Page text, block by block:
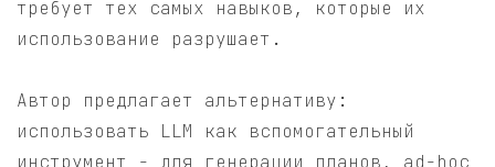
требует тех самых навыков, которые их
использование разрушает.
Автор предлагает альтернативу:
использовать LLM как вспомогательный
инструмент - для генерации планов, ad-hoc